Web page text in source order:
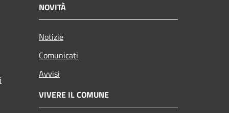
NOVITÀ
Notizie
Comunicati
Avvisi
VIVERE IL COMUNE